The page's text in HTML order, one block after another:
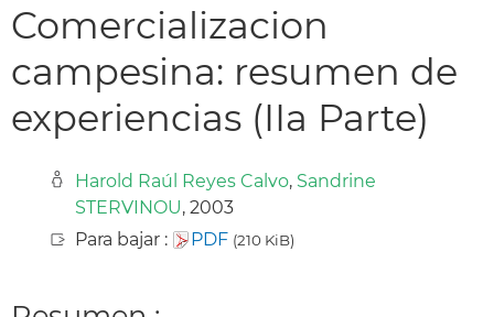
Comercializacion
campesina: resumen de
experiencias (IIa Parte)
Harold Raúl Reyes Calvo, Sandrine
STERVINOU, 2003
Para bajar :
PDF (210 KiB)